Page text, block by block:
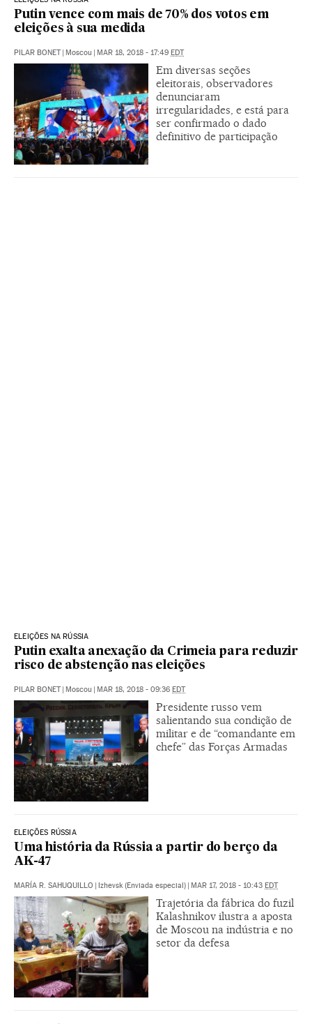
Putin vence com mais de 70% dos votos em
eleições à sua medida
PILAR BONET Moscou MAR 18, 2018 - 17:49 EDT
Em diversas seções
eleitorais, observadores
denunciaram
irregularidades, e está para
ser confirmado o dado
definitivo de participação
ELEIÇÕES NA RÚSSIA
Putin exalta anexação da Crimeia para reduzir
risco de abstenção nas eleições
PILAR BONET Moscou MAR 18, 2018 - 09:36 EDT
Presidente russo vem
salientando sua condição de
militar e de “comandante em
chefe” das Forças Armadas
ELEIÇÕES RÚSSIA
Uma história da Rússia a partir do berço da
AK-47
MARÍA R. SAHUQUILLO Izhevsk (Enviada especial) MAR 17, 2018 - 10:43 EDT
Trajetória da fábrica do fuzil
Kalashnikov ilustra a aposta
de Moscou na indústria e no
setor da defesa